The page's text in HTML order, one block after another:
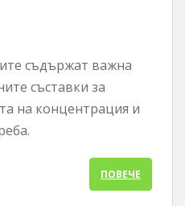
съдържат важна
съставки за
на концентрация и
ПОВЕЧЕ